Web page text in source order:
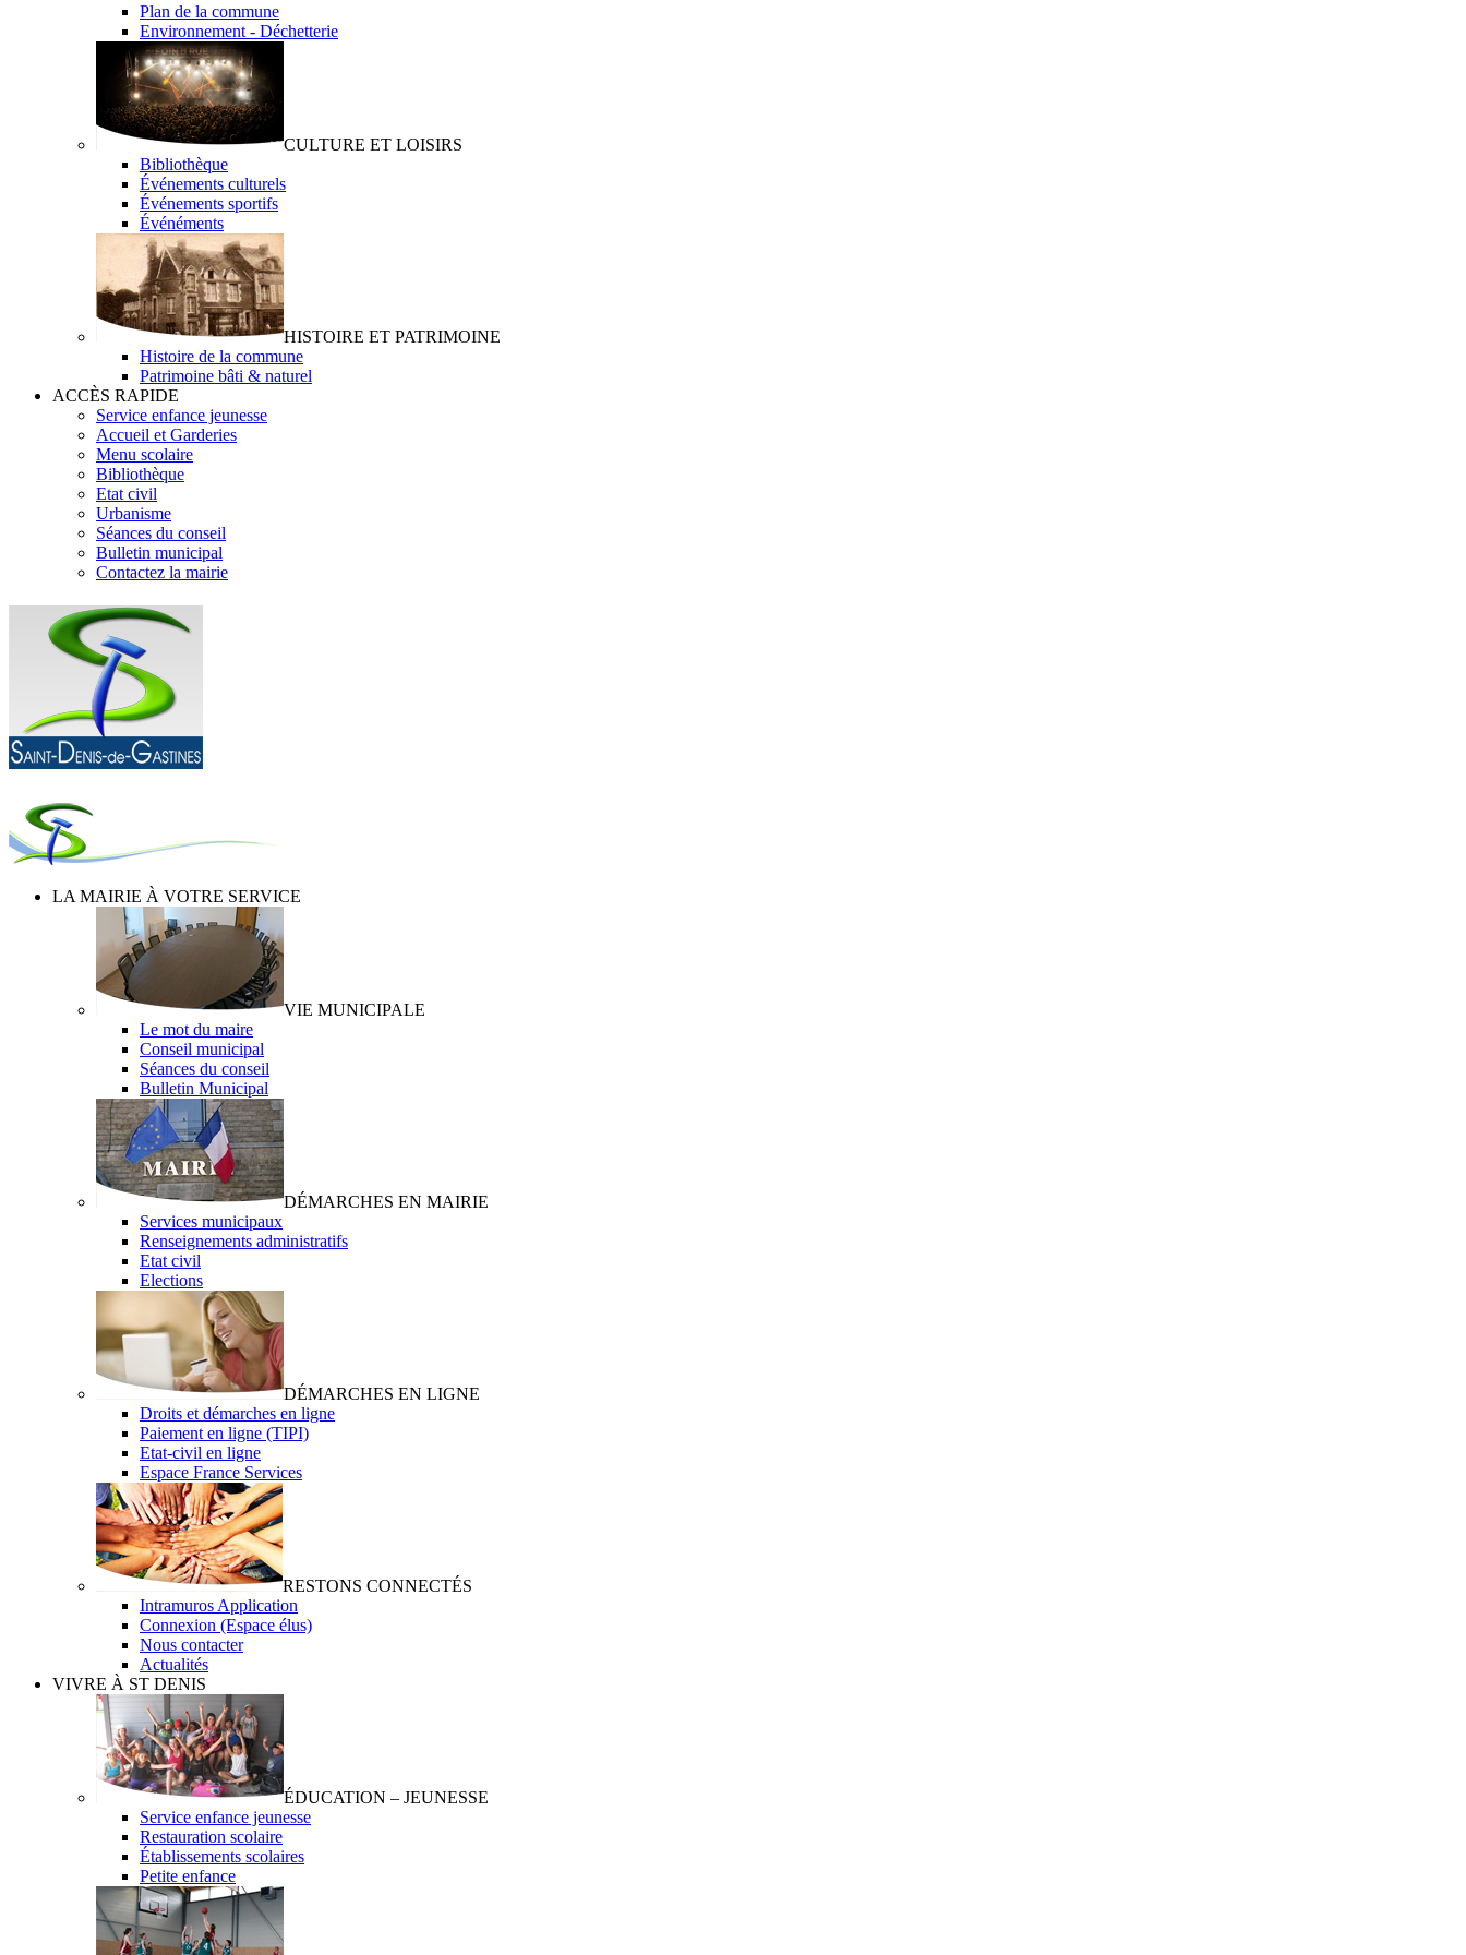
Plan de la commune
Environnement - Déchetterie
CULTURE ET LOISIRS
Bibliothèque
Événements culturels
Événements sportifs
Événéments
HISTOIRE ET PATRIMOINE
Histoire de la commune
Patrimoine bâti & naturel
ACCÈS RAPIDE
Service enfance jeunesse
Accueil et Garderies
Menu scolaire
Bibliothèque
Etat civil
Urbanisme
Séances du conseil
Bulletin municipal
Contactez la mairie
LA MAIRIE À VOTRE SERVICE
VIE MUNICIPALE
Le mot du maire
Conseil municipal
Séances du conseil
Bulletin Municipal
DÉMARCHES EN MAIRIE
Services municipaux
Renseignements administratifs
Etat civil
Elections
DÉMARCHES EN LIGNE
Droits et démarches en ligne
Paiement en ligne (TIPI)
Etat-civil en ligne
Espace France Services
RESTONS CONNECTÉS
Intramuros Application
Connexion (Espace élus)
Nous contacter
Actualités
VIVRE À ST DENIS
ÉDUCATION – JEUNESSE
Service enfance jeunesse
Restauration scolaire
Établissements scolaires
Petite enfance